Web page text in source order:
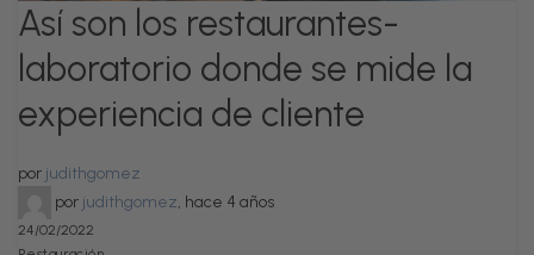
Así son los restaurantes-
laboratorio donde se mide la
experiencia de cliente
por judithgomez
por judithgomez, hace 4 años
24/02/2022